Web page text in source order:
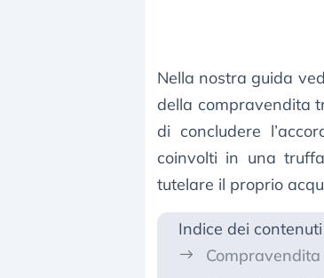
Nella nostra guida
della compravendita
di concludere
coinvolti in una
tutelare il proprio
Indice dei contenuti